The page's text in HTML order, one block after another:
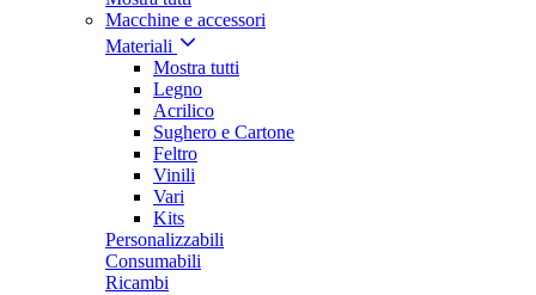
Macchine e accessori
Materiali
Mostra tutti
Legno
Acrilico
Sughero e Cartone
Feltro
Vinili
Vari
Kits
Personalizzabili
Consumabili
Ricambi